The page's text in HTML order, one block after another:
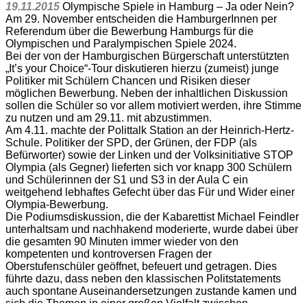
19.11.2015 Olympische Spiele in Hamburg – Ja oder Nein?
Am 29. November entscheiden die HamburgerInnen per
Referendum über die Bewerbung Hamburgs für die
Olympischen und Paralympischen Spiele 2024.
Bei der von der Hamburgischen Bürgerschaft unterstützten
„It’s your Choice“-Tour diskutieren hierzu (zumeist) junge
Politiker mit Schülern Chancen und Risiken dieser
möglichen Bewerbung. Neben der inhaltlichen Diskussion
sollen die Schüler so vor allem motiviert werden, ihre Stimme
zu nutzen und am 29.11. mit abzustimmen.
Am 4.11. machte der Polittalk Station an der Heinrich-Hertz-
Schule. Politiker der SPD, der Grünen, der FDP (als
Befürworter) sowie der Linken und der Volksinitiative STOP
Olympia (als Gegner) lieferten sich vor knapp 300 Schülern
und Schülerinnen der S1 und S3 in der Aula C ein
weitgehend lebhaftes Gefecht über das Für und Wider einer
Olympia-Bewerbung.
Die Podiumsdiskussion, die der Kabarettist Michael Feindler
unterhaltsam und nachhakend moderierte, wurde dabei über
die gesamten 90 Minuten immer wieder von den
kompetenten und kontroversen Fragen der
Oberstufenschüler geöffnet, befeuert und getragen. Dies
führte dazu, dass neben den klassischen Politstatements
auch spontane Auseinandersetzungen zustande kamen und